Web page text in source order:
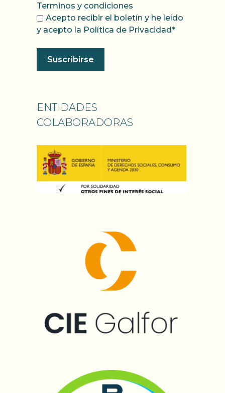
Terminos y condiciones
Acepto recibir el boletín y he leído
y acepto la Política de Privacidad*
ENTIDADES
COLABORADORAS